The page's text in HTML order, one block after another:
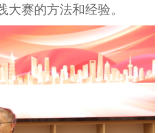
赛的方法和经验。